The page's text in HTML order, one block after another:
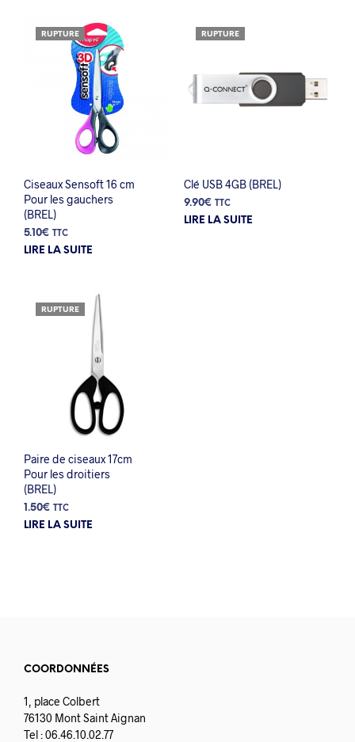
RUPTURE
Ciseaux Sensoft 16 cm
Pour les gauchers
(BREL)
5.10€ TTC
LIRE LA SUITE
RUPTURE
Clé USB 4GB (BREL)
9.90€ TTC
LIRE LA SUITE
RUPTURE
Paire de ciseaux 17cm
Pour les droitiers
(BREL)
1.50€ TTC
LIRE LA SUITE
COORDONNÉES
1, place Colbert
76130 Mont Saint Aignan
Tel : 06.46.10.02.77